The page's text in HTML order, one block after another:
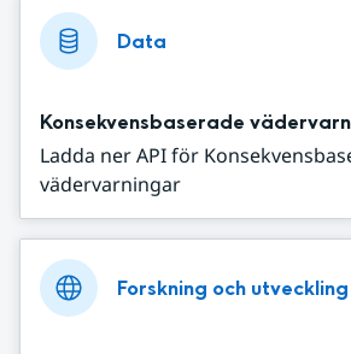
Data
Konsekvensbaserade
Ladda ner API för
vädervarningar
Forskning och utveckling